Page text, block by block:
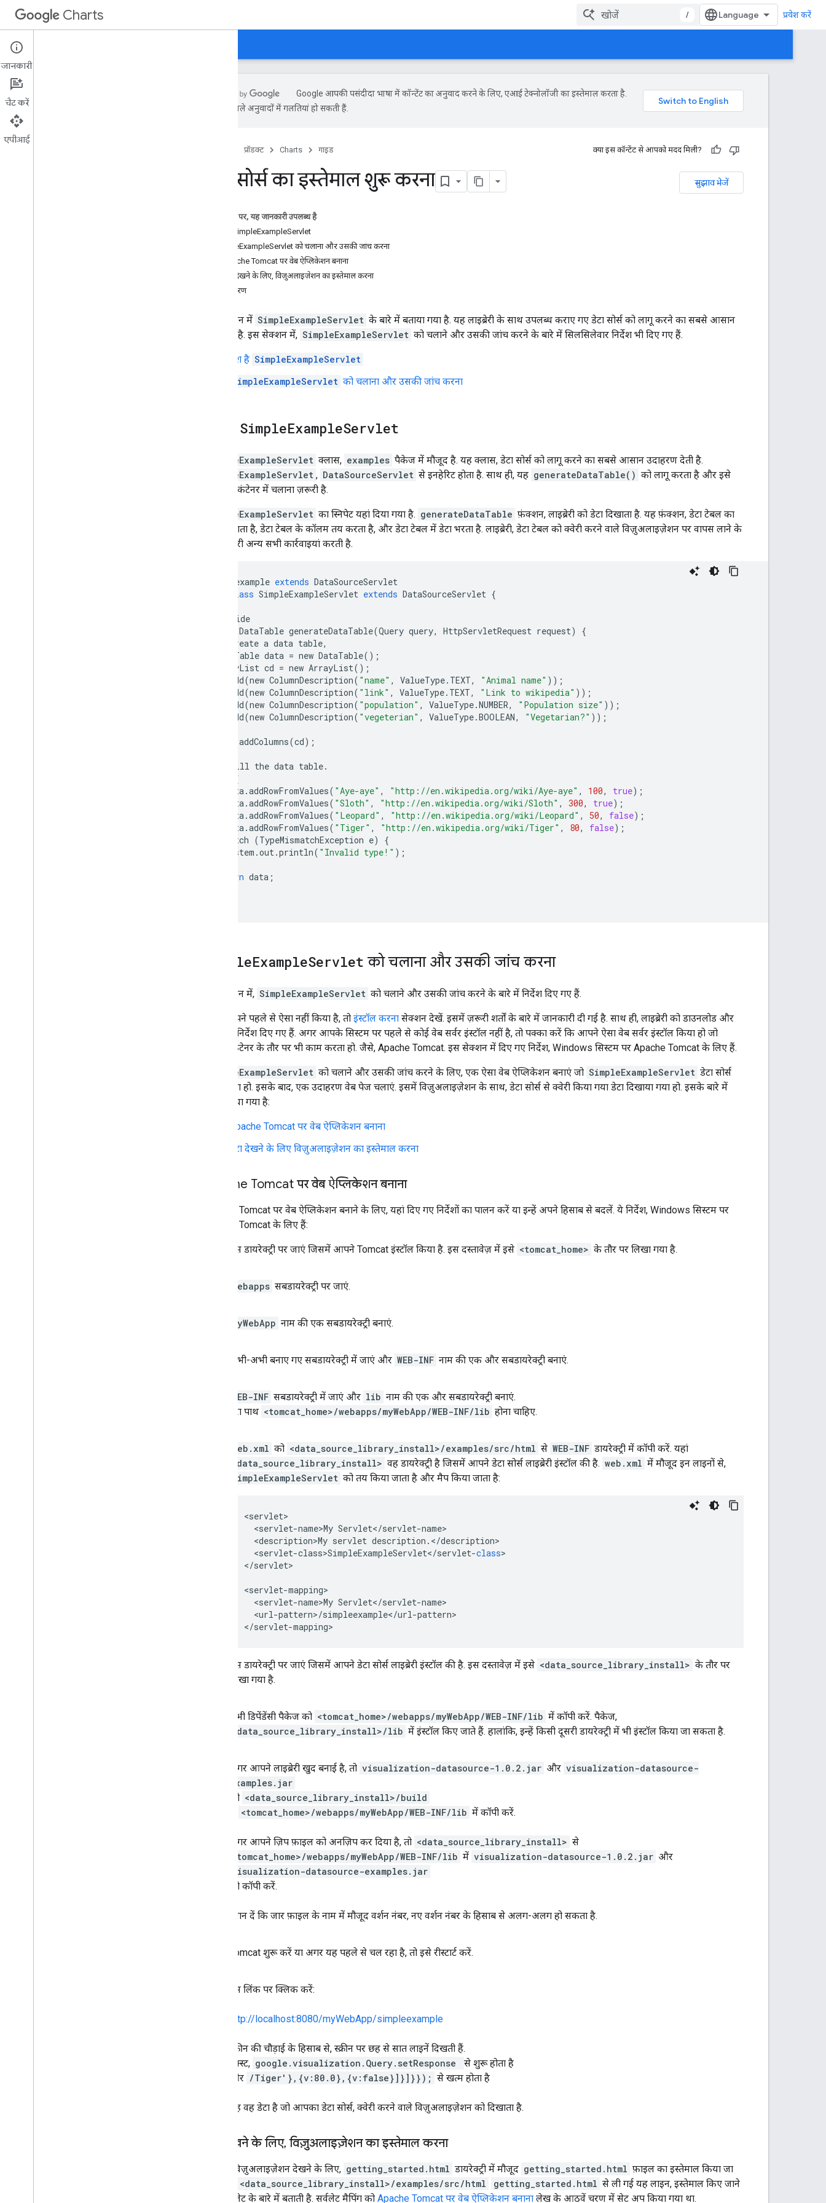
Charts / प्रवेश करें
समीक्षा
Google आपकी पसंदीदा भाषा में कॉन्टेंट का अनुवाद करने के लिए, एआई टेक्नोलॉजी का इस्तेमाल करता है.
एआई से मिले अनुवादों में गलतियां हो सकती हैं.
प्रॉडक्ट Charts गाइड क्या इस कॉन्टेंट से आपको मदद मिली?
सुझाव भेजें
डेटा सोर्स का इस्तेमाल शुरू करना
इस पेज पर, यह जानकारी उपलब्ध है
पेश है SimpleExampleServlet
SimpleExampleServlet को चलाना और उसकी जांच करना
Apache Tomcat पर वेब ऐप्लिकेशन बनाना
डेटा देखने के लिए, विज़ुअलाइज़ेशन का इस्तेमाल करना
अगले चरण
इस सेक्शन में SimpleExampleServlet के बारे में बताया गया है. यह लाइब्रेरी के साथ उपलब्ध कराए गए डेटा सोर्स को लागू करने का सबसे आसान
उदाहरण है. इस सेक्शन में, SimpleExampleServlet को चलाने और उसकी जांच करने के बारे में सिलसिलेवार निर्देश भी दिए गए हैं.
पेश है SimpleExampleServlet
SimpleExampleServlet को चलाना और उसकी जांच करना
SimpleExampleServlet
SimpleExampleServlet क्लास, examples पैकेज में मौजूद है. यह क्लास, डेटा सोर्स को लागू करने का सबसे आसान उदाहरण देती है.
SimpleExampleServlet , DataSourceServlet से इनहेरिट होता है. साथ ही, यह generateDataTable() को लागू करता है और इसे
servlet कंटेनर में चलाना ज़रूरी है.
SimpleExampleServlet का स्निपेट यहां दिया गया है. generateDataTable फ़ंक्शन, लाइब्रेरी को डेटा दिखाता है. यह फ़ंक्शन, डेटा टेबल का
ब्यौरा बनाता है, डेटा टेबल के कॉलम तय करता है, और डेटा टेबल में डेटा भरता है. लाइब्रेरी, डेटा टेबल को क्वेरी करने वाले विज़ुअलाइज़ेशन पर वापस लाने के
लिए ज़रूरी अन्य सभी कार्रवाइयां करती है.
example extends DataSourceServlet
class SimpleExampleServlet extends DataSourceServlet {
Override
DataTable generateDataTable(Query query, HttpServletRequest request)
{
Create a data table,
DataTable data = new DataTable();
ArrayList cd = new ArrayList();
add(new ColumnDescription( "name" , ValueType. TEXT, "Animal name" ));
add(new ColumnDescription( "link" , ValueType. TEXT, "Link to wikipedia" ));
add(new ColumnDescription( "population" , ValueType.NUMBER, "Population size" ));
add(new ColumnDescription( "vegeterian" , ValueType.BOOLEAN, "Vegetarian?" ));
addColumns(cd);
Fill the data table.
{
data.addRowFromValues( "Aye-aye" , "http://en.wikipedia.org/wiki/Aye-aye" , 100, true);
data.addRowFromValues( "Sloth" , "http://en.wikipedia.org/wiki/Sloth" , 300, true);
data.addRowFromValues( "Leopard" , "http://en.wikipedia.org/wiki/Leopard" , 50, false);
data.addRowFromValues( "Tiger" , "http://en.wikipedia.org/wiki/Tiger" , 80, false);
catch (TypeMismatchException e)
{
System .out.println( "Invalid type!" );
return data ;
SimpleExampleServlet को चलाना और उसकी जांच करना
इस सेक्शन में, SimpleExampleServlet को चलाने और उसकी जांच करने के बारे में निर्देश दिए गए हैं.
अगर आपने पहले से ऐसा नहीं किया है, तो इंस्टॉल करना सेक्शन देखें. इसमें ज़रूरी शर्तों के बारे में जानकारी दी गई है. साथ ही, लाइब्रेरी को डाउनलोड और
बनाने के निर्देश दिए गए हैं. अगर आपके सिस्टम पर पहले से कोई वेब सर्वर इंस्टॉल नहीं है, तो पक्का करें कि आपने ऐसा वेब सर्वर इंस्टॉल किया हो जो
सर्वलेट कंटेनर के तौर पर भी काम करता हो. जैसे, Apache Tomcat. इस सेक्शन में दिए गए निर्देश, Windows सिस्टम पर Apache Tomcat के लिए हैं.
SimpleExampleServlet को चलाने और उसकी जांच करने के लिए, एक ऐसा वेब ऐप्लिकेशन बनाएं जो SimpleExampleServlet डेटा सोर्स
को चलाता हो. इसके बाद, एक उदाहरण वेब पेज चलाएं. इसमें विज़ुअलाइज़ेशन के साथ, डेटा सोर्स से क्वेरी किया गया डेटा दिखाया गया हो. इसके बारे में
यहां बताया गया है:
Apache Tomcat पर वेब ऐप्लिकेशन बनाना
डेटा देखने के लिए विज़ुअलाइज़ेशन का इस्तेमाल करना
Apache Tomcat पर वेब ऐप्लिकेशन बनाना
Apache Tomcat पर वेब ऐप्लिकेशन बनाने के लिए, यहां दिए गए निर्देशों का पालन करें या इन्हें अपने हिसाब से बदलें. ये निर्देश, Windows सिस्टम पर
Apache Tomcat के लिए हैं:
उस डायरेक्ट्री पर जाएं जिसमें आपने Tomcat इंस्टॉल किया है. इस दस्तावेज़ में इसे <tomcat_home> के तौर पर लिखा गया है.
webapps सबडायरेक्ट्री पर जाएं.
myWebApp नाम की एक सबडायरेक्ट्री बनाएं.
अभी-अभी बनाए गए सबडायरेक्ट्री में जाएं और WEB-INF नाम की एक और सबडायरेक्ट्री बनाएं.
WEB-INF सबडायरेक्ट्री में जाएं और lib नाम की एक और सबडायरेक्ट्री बनाएं.
पूरा पाथ <tomcat_home>/webapps/myWebApp/WEB-INF/lib होना चाहिए.
web.xml को <data_source_library_install>/examples/src/html से WEB-INF डायरेक्ट्री में कॉपी करें. यहां
<data_source_library_install> वह डायरेक्ट्री है जिसमें आपने डेटा सोर्स लाइब्रेरी इंस्टॉल की है. web.xml में मौजूद इन लाइनों से,
SimpleExampleServlet को तय किया जाता है और मैप किया जाता है:
<servlet
<servlet-name>My Servlet</servlet-name
<description>My servlet description . </description
<servlet-class>SimpleExampleServlet</servlet-class>
</servlet>
<servlet-mapping
<servlet-name>My Servlet</servlet-name
<url-pattern>/simpleexample</url-pattern>
</servlet-mapping>
उस डायरेक्ट्री पर जाएं जिसमें आपने डेटा सोर्स लाइब्रेरी इंस्टॉल की है. इस दस्तावेज़ में इसे <data_source_library_install> के तौर पर
लिखा गया है.
सभी डिपेंडेंसी पैकेज को <tomcat_home>/webapps/myWebApp/WEB-INF/lib में कॉपी करें. पैकेज,
<data_source_library_install>/lib में इंस्टॉल किए जाते हैं. हालांकि, इन्हें किसी दूसरी डायरेक्ट्री में भी इंस्टॉल किया जा सकता है.
अगर आपने लाइब्रेरी खुद बनाई है, तो visualization-datasource-1.0.2.jar और visualization-datasource-
examples.jar
को <data_source_library_install>/build
<tomcat_home>/webapps/myWebApp/WEB-INF/lib में कॉपी करें.
अगर आपने ज़िप फ़ाइल को अनज़िप कर दिया है, तो <data_source_library_install> से
<tomcat_home>/webapps/myWebApp/WEB-INF/lib में visualization-datasource-1.0.2.jar और
visualization-datasource-examples.jar
को कॉपी करें.
ध्यान दें कि जार फ़ाइल के नाम में मौजूद वर्शन नंबर, नए वर्शन नंबर के हिसाब से अलग-अलग हो सकता है.
Tomcat शुरू करें या अगर यह पहले से चल रहा है, तो इसे रीस्टार्ट करें.
इस लिंक पर क्लिक करें:
http://localhost:8080/myWebApp/simpleexample
स्क्रीन की चौड़ाई के हिसाब से, स्क्रीन पर छह से सात लाइनें दिखती हैं.
टेक्स्ट, google.visualization.Query.setResponse
से शुरू होता है
और /Tiger'},{v:80.0},{v:false}]}]}}); से खत्म होता है
यह वह डेटा है जो आपका डेटा सोर्स, क्वेरी करने वाले विज़ुअलाइज़ेशन को दिखाता है.
डेटा देखने के लिए, विज़ुअलाइज़ेशन का इस्तेमाल करना
डेटा का विज़ुअलाइज़ेशन देखने के लिए, getting_started.html डायरेक्ट्री में मौजूद getting_started.html फ़ाइल का इस्तेमाल किया जा
<data_source_library_install>/examples/src/html getting_started.html से ली गई यह लाइन, इस्तेमाल किए जाने
वाले सर्वलेट के बारे में बताती है. सर्वलेट मैपिंग को Apache Tomcat पर वेब ऐप्लिकेशन बनाना लेख के आठवें चरण में सेट अप किया गया था.
जानकारी
चैट करें
एपीआई